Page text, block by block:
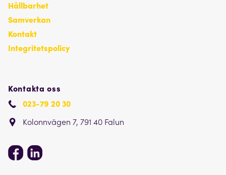
Hållbarhet
Samverkan
Kontakt
Integritetspolicy
Kontakta oss
023-79 20 30
Kolonnvägen 7, 791 40 Falun